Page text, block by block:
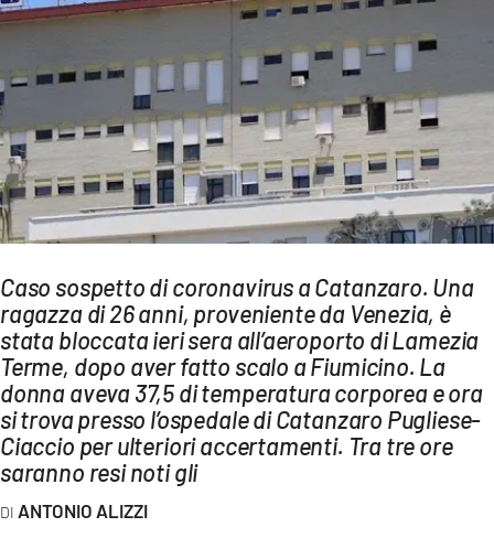
CULTURA
AMBIENTE
Streaming
LAC TV
LAC NETWORK
LAC ONAIR
LaC
Network
LACPLAY.IT
LACTV.IT
LACONAIR.IT
LACITYMAG.IT
ILREGGINO.IT
Caso sospetto di coronavirus a Catanzaro. Una
ragazza di 26 anni, proveniente da Venezia, è
stata bloccata ieri sera all’aeroporto di Lamezia
Terme, dopo aver fatto scalo a Fiumicino. La
donna aveva 37,5 di temperatura corporea e ora
si trova presso l’ospedale di Catanzaro Pugliese-
Ciaccio per ulteriori accertamenti. Tra tre ore
saranno resi noti gli
ANTONIO ALIZZI